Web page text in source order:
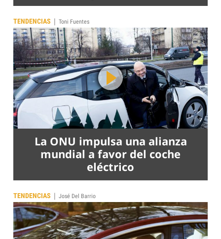
TENDENCIAS | Toni Fuentes
La ONU impulsa una alianza
mundial a favor del coche
eléctrico
TENDENCIAS | José Del Barrio